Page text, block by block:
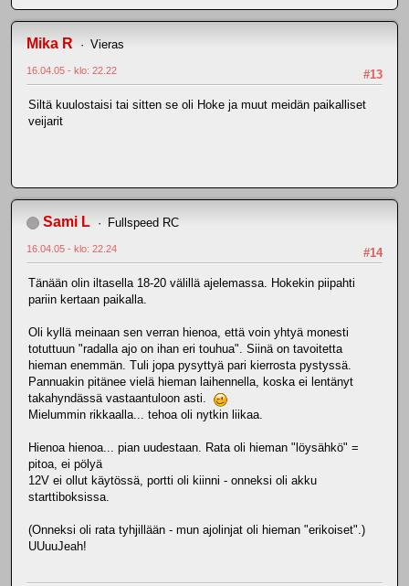
Mika R Vieras
#13
16.04.05 - klo: 22.22
Siltä kuulostaisi tai sitten se oli Hoke ja muut meidän paikalliset
veijarit
Sami L Fullspeed RC
#14
16.04.05 - klo: 22.24
Tänään olin iltasella 18-20 välillä ajelemassa. Hokekin piipahti
pariin kertaan paikalla.
Oli kyllä meinaan sen verran hienoa, että voin yhtyä monesti
totuttuun "radalla ajo on ihan eri touhua". Siinä on tavoitetta
hieman enemmän. Tuli jopa pysyttyä pari kierrosta pystyssä.
Pannuakin pitänee vielä hieman laihennella, koska ei lentänyt
takahyndässä vastaantuloon asti.
Mielummin rikkaalla... tehoa oli nytkin liikaa.
Hienoa hienoa... pian uudestaan. Rata oli hieman "löysähkö" =
pitoa, ei pölyä
12V ei ollut käytössä, portti oli kiinni - onneksi oli akku
starttiboksissa.
(Onneksi oli rata tyhjillään - mun ajolinjat oli hieman "erikoiset".)
UUuuJeah!